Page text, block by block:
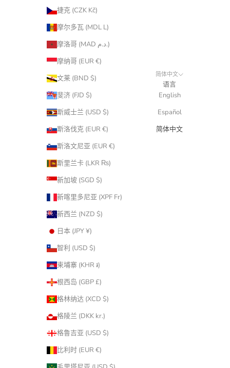
捷克 (CZK Kč)
摩尔多瓦 (MDL L)
摩洛哥 (MAD د.م.)
摩纳哥 (EUR €)
文莱 (BND $)
斐济 (FJD $)
斯威士兰 (USD $)
斯洛伐克 (EUR €)
斯洛文尼亚 (EUR €)
斯里兰卡 (LKR ₨)
新加坡 (SGD $)
新喀里多尼亚 (XPF Fr)
新西兰 (NZD $)
日本 (JPY ¥)
智利 (USD $)
柬埔寨 (KHR ៛)
根西岛 (GBP £)
格林纳达 (XCD $)
格陵兰 (DKK kr.)
格鲁吉亚 (USD $)
比利时 (EUR €)
简体中文
语言
English
Español
简体中文